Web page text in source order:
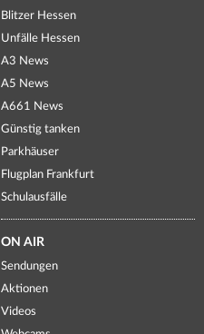
Blitzer Hessen
Unfälle Hessen
A3 News
A5 News
A661 News
Günstig tanken
Parkhäuser
Flugplan Frankfurt
Schulausfälle
ON AIR
Sendungen
Aktionen
Videos